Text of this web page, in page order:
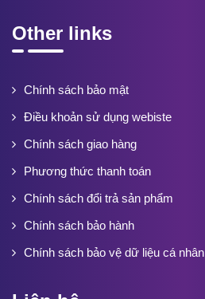
Other links
Chính sách bảo mật
Điều khoản sử dụng webiste
Chính sách giao hàng
Phương thức thanh toán
Chính sách đổi trả sản phẩm
Chính sách bảo hành
Chính sách bảo vệ dữ liệu cá nhân